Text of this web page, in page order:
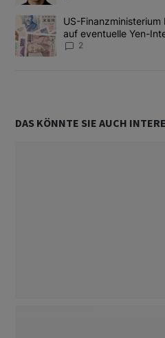
Ein Trendartikel mit dem Titel
US-
auf eventuelle Yen-
2
DAS KÖNNTE SIE AUCH